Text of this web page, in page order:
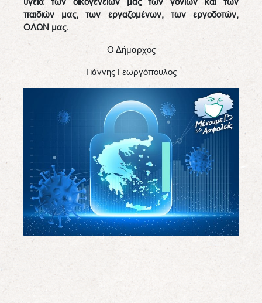
παιδιών μας, των εργαζομένων, των εργοδοτών,
ΟΛΩΝ μας.
Ο Δήμαρχος
Γιάννης Γεωργόπουλος